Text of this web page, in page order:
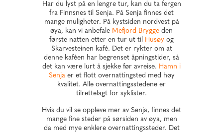
Har du lyst på en lengre tur, kan du ta fergen
fra Finnsnes til Senja. På Senja finnes det
mange muligheter. På kystsiden nordvest på
øya, kan vi anbefale Mefjord Brygge den
første natten etter en tur ut til Husøy og
Skarvesteinen kafé. Det er rykter om at
denne kaféen har begrenset åpningstider, så
det kan være lurt å sjekke før avreise. Hamn i
Senjaer et flott overnattingsted med høy
kvalitet. Alle overnattingsstedene er
tilrettelagt for syklister.
Hvis du vil se oppleve mer av Senja, finnes det
mange fine steder på sørsiden av øya, men
da med mye enklere overnattingssteder. Det